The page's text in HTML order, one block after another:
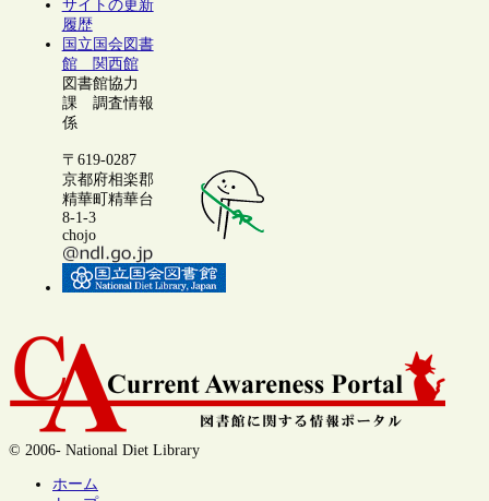
サイトの更新
履歴
国立国会図書
館 関西館
図書館協力
課 調査情報
係
〒619-0287
京都府相楽郡
精華町精華台
8-1-3
chojo
© 2006- National Diet Library
ホーム